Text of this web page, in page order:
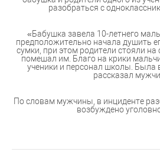
разобраться с
«Бабушка завела 10-летнего
предположительно начала душить
сумки, при этом родители стояли на
помешал им. Благо на крики
ученики и персонал школы. Была
рассказал
По словам мужчины, в инциденте
возбуждено